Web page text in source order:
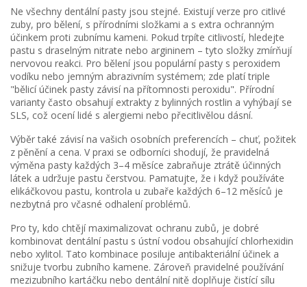
Ne všechny dentální pasty jsou stejné. Existují verze pro citlivé
zuby, pro bělení, s přírodními složkami a s extra ochranným
účinkem proti zubnímu kameni. Pokud trpíte citlivostí, hledejte
pastu s draselným nitrate nebo argininem – tyto složky zmírňují
nervovou reakci. Pro bělení jsou populární pasty s peroxidem
vodíku nebo jemným abrazivním systémem; zde platí triple
"bělicí účinek pasty závisí na přítomnosti peroxidu". Přírodní
varianty často obsahují extrakty z bylinných rostlin a vyhýbají se
SLS, což ocení lidé s alergiemi nebo přecitlivělou dásní.
Výběr také závisí na vašich osobních preferencích – chuť, požitek
z pěnění a cena. V praxi se odborníci shodují, že pravidelná
výměna pasty každých 3–4 měsíce zabraňuje ztrátě účinných
látek a udržuje pastu čerstvou. Pamatujte, že i když používáte
elikáčkovou pastu, kontrola u zubaře každých 6–12 měsíců je
nezbytná pro včasné odhalení problémů.
Pro ty, kdo chtějí maximalizovat ochranu zubů, je dobré
kombinovat dentální pastu s ústní vodou obsahující chlorhexidin
nebo xylitol. Tato kombinace posiluje antibakteriální účinek a
snižuje tvorbu zubního kamene. Zároveň pravidelné používání
mezizubního kartáčku nebo dentální nitě doplňuje čistící sílu